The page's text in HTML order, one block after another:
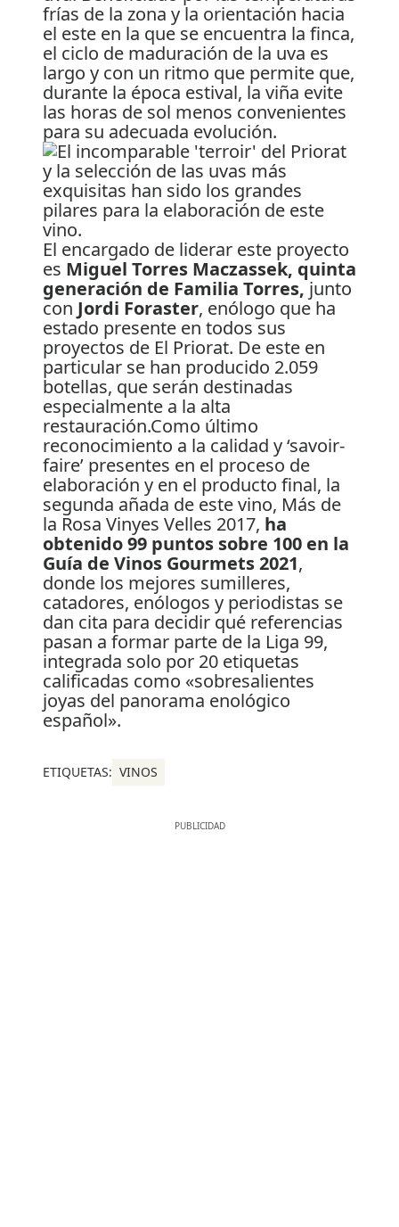
frías de la zona y la orientación hacia
el este en la que se encuentra la finca,
el ciclo de maduración de la uva es
largo y con un ritmo que permite que,
durante la época estival, la viña evite
las horas de sol menos convenientes
para su adecuada evolución.
El encargado de liderar este proyecto
es Miguel Torres Maczassek, quinta
generación de Familia Torres,junto
con Jordi Foraster, enólogo que ha
estado presente en todos sus
proyectos de El Priorat. De este en
particular se han producido 2.059
botellas, que serán destinadas
especialmente a la alta
restauración.Como último
reconocimiento a la calidad y ‘savoir-
faire’ presentes en el proceso de
elaboración y en el producto final, la
segunda añada de este vino, Más de
la Rosa Vinyes Velles 2017, ha
obtenido99 puntos sobre 100 en la
Guía de Vinos Gourmets 2021,
donde los mejores sumilleres,
catadores, enólogos y periodistas se
dan cita para decidir qué referencias
pasan a formar parte de la Liga 99,
integrada solo por 20 etiquetas
calificadas como «sobresalientes
joyas del panorama enológico
español».
ETIQUETAS: VINOS